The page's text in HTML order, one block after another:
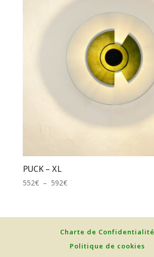
PUCK – XL
552€ – 592€Plage
552€
à
Charte de Confidentialité
Politique de cookies